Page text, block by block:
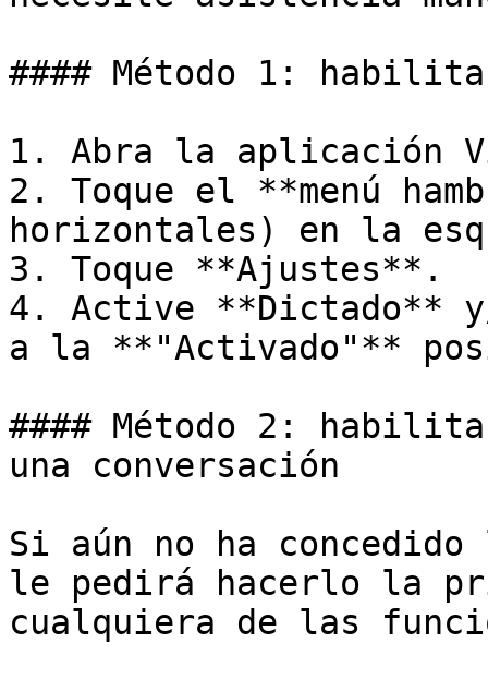
#### Método 1:
1. Abra la aplicación
2. Toque el **menú
horizontales) en la
3. Toque **Ajustes**.
4. Active **Dictado**
a la **"Activado"**
#### Método 2:
una conversación
Si aún no ha
le pedirá hacerlo la
cualquiera de las